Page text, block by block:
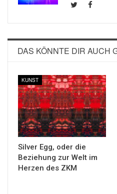
DAS KÖNNTE DIR AUCH
KUNST
Silver Egg, oder die
Beziehung zur Welt im
Herzen des ZKM